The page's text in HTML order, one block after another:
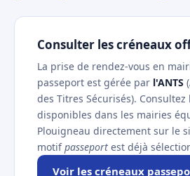
Consulter les créneaux
La prise de rendez-vous en
passeport est gérée par l'ANTS
des Titres Sécurisés). Consultez
disponibles dans les mairies
Plouigneau directement sur le
motifpasseport est déjà
Voir les créneaux